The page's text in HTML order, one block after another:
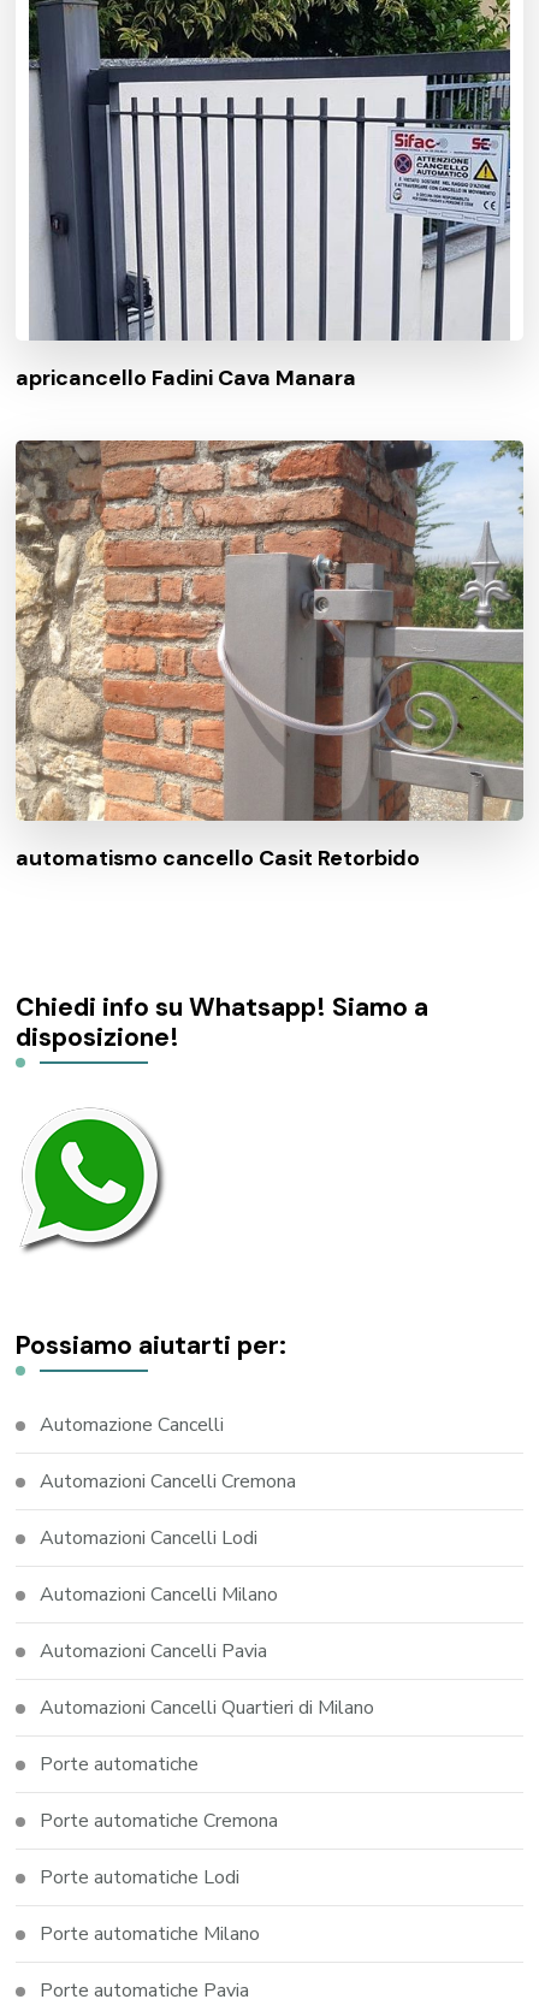
apricancello Fadini Cava Manara
automatismo cancello Casit Retorbido
Chiedi info su Whatsapp! Siamo a
disposizione!
Possiamo aiutarti per:
Automazione Cancelli
Automazioni Cancelli Cremona
Automazioni Cancelli Lodi
Automazioni Cancelli Milano
Automazioni Cancelli Pavia
Automazioni Cancelli Quartieri di Milano
Porte automatiche
Porte automatiche Cremona
Porte automatiche Lodi
Porte automatiche Milano
Porte automatiche Pavia